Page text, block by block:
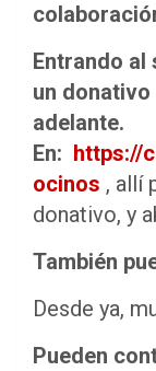
Entrando al
un
adelante.
En: https://
ocinos , allí
donativo, y
También
Desde ya,
Pueden